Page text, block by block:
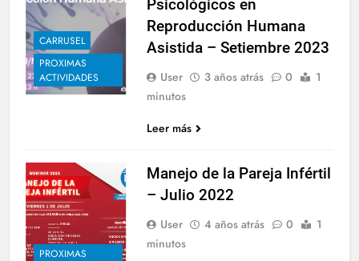
CARRUSEL
PROXIMAS
ACTIVIDADES
Psicológicos en
Reproducción Humana
Asistida – Setiembre 2023
User 3 años atrás 0
1
minutos
Leer más
PROXIMAS
Manejo de la Pareja Infértil
– Julio 2022
User 4 años atrás 0
1
minutos